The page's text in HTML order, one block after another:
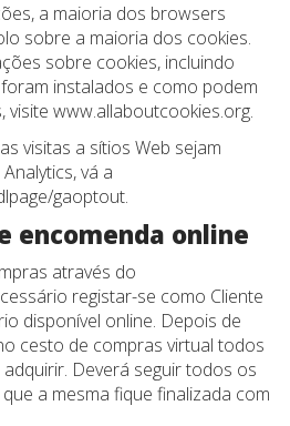
a maioria dos browsers
sobre a maioria dos cookies.
sobre cookies, incluindo
instalados e como podem
visite www.allaboutcookies.org.
visitas a sítios Web sejam
vá a
gaoptout.
encomenda online
através do
registar-se como Cliente
disponível online. Depois de
cesto de compras virtual todos
Deverá seguir todos os
a mesma fique finalizada com